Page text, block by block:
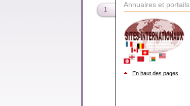
1
Annuaires et portails
En haut des pages